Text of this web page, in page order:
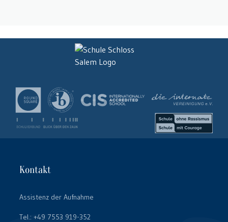
Kontakt
Assistenz der Aufnahme
Tel.: +49 7553 919-352